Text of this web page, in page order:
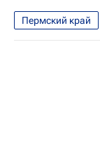
Пермский край
Общество